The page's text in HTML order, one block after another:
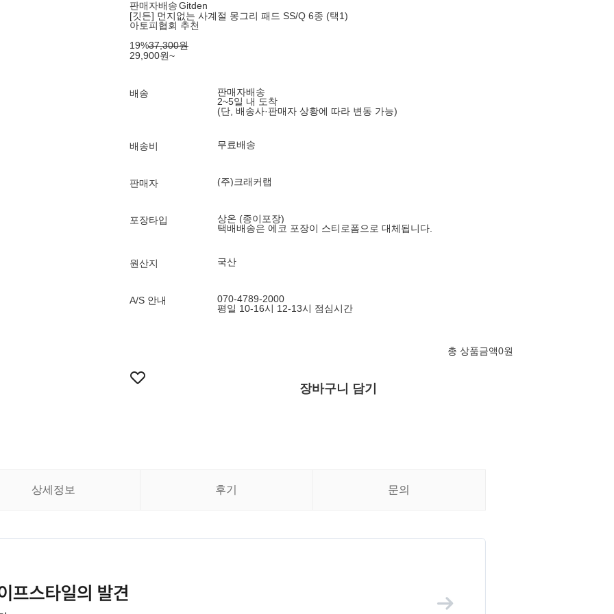
판매자배송Gitden
[깃든] 먼지없는 사계절 몽그리 패드 SS/Q 6종 (택1)
아토피협회 추천
19%37,300원
29,900원~
배송
판매자배송
2~5일 내 도착
(단, 배송사·판매자 상황에 따라 변동 가능)
배송비 무료배송
판매자 (주)크래커랩
포장타입
상온 (종이포장)
택배배송은 에코 포장이 스티로폼으로 대체됩니다.
원산지 국산
A/S 안내
070-4789-2000
평일 10-16시 12-13시 점심시간
총 상품금액0원
장바구니 담기
상세정보 후기 문의